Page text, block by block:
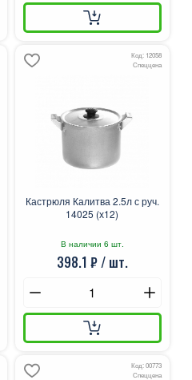
Код: 12058
Спеццена
Кастрюля Калитва 2.5л с руч.
14025 (х12)
В наличии 6 шт.
398.1 ₽ / шт.
Код: 00773
Спеццена